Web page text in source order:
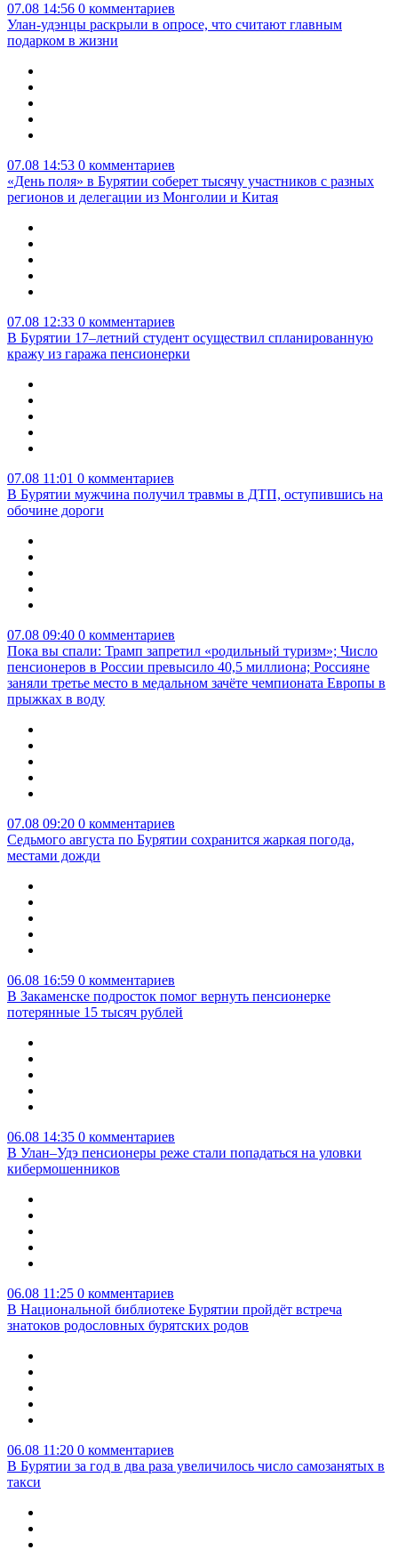
07.08 14:56 0 комментариев
Улан-удэнцы раскрыли в опросе, что считают главным
подарком в жизни
07.08 14:53 0 комментариев
«День поля» в Бурятии соберет тысячу участников с разных
регионов и делегации из Монголии и Китая
07.08 12:33 0 комментариев
В Бурятии 17–летний студент осуществил спланированную
кражу из гаража пенсионерки
07.08 11:01 0 комментариев
В Бурятии мужчина получил травмы в ДТП, оступившись на
обочине дороги
07.08 09:40 0 комментариев
Пока вы спали: Трамп запретил «родильный туризм»; Число
пенсионеров в России превысило 40,5 миллиона; Россияне
заняли третье место в медальном зачёте чемпионата Европы в
прыжках в воду
07.08 09:20 0 комментариев
Седьмого августа по Бурятии сохранится жаркая погода,
местами дожди
06.08 16:59 0 комментариев
В Закаменске подросток помог вернуть пенсионерке
потерянные 15 тысяч рублей
06.08 14:35 0 комментариев
В Улан–Удэ пенсионеры реже стали попадаться на уловки
кибермошенников
06.08 11:25 0 комментариев
В Национальной библиотеке Бурятии пройдёт встреча
знатоков родословных бурятских родов
06.08 11:20 0 комментариев
В Бурятии за год в два раза увеличилось число самозанятых в
такси